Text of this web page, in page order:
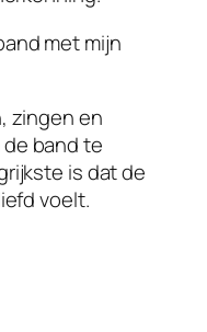
met mijn
zingen en
band te
is dat de
voelt.